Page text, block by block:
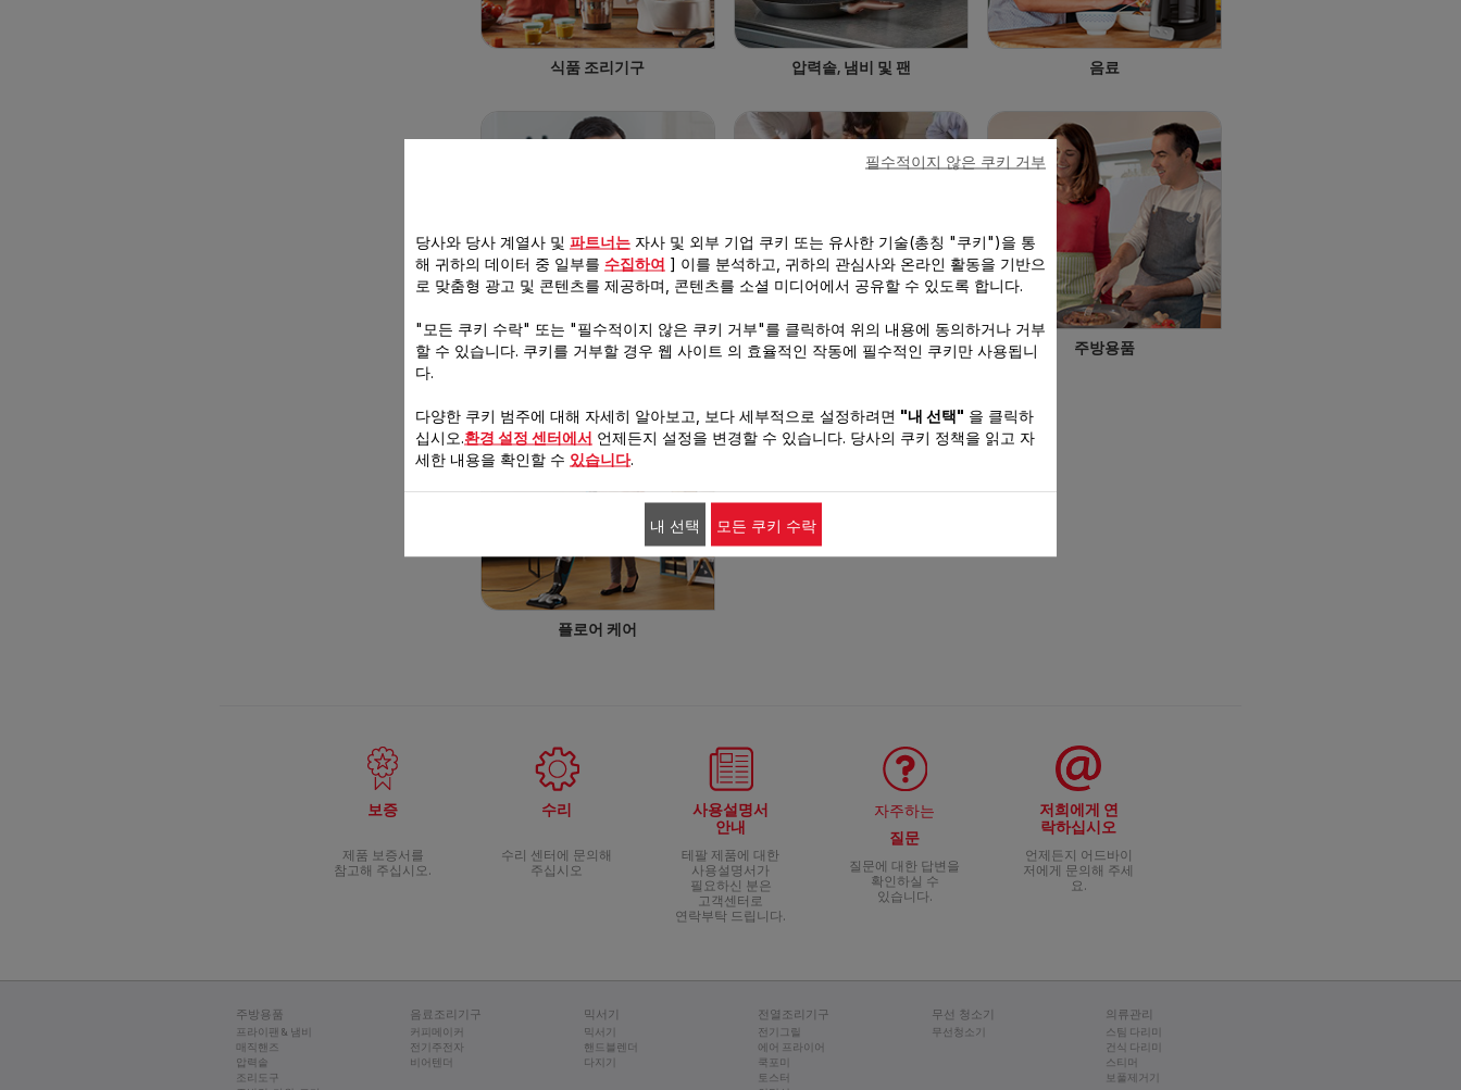
식품 조리기구 압력솥, 냄비 및 팬 음료
이미용 가전 전기 조리 주방용품
플로어 케어
보증
제품 보증서를
참고해 주십시오.
수리
수리 센터에 문의해
주십시오
사용설명서
안내
테팔 제품에 대한
사용설명서가
필요하신 분은
고객센터로
연락부탁 드립니다.
자주하는
질문
질문에 대한 답변을
확인하실 수
있습니다.
저희에게 연
락하십시오
언제든지 어드바이
저에게 문의해 주세
요.
주방용품
프라이팬 & 냄비
매직핸즈
압력솥
조리도구
음료조리기구
커피메이커
전기주전자
비어텐더
믹서기
믹서기
핸드블렌더
다지기
전열조리기구
전기그릴
에어 프라이어
쿡포미
토스터
무선 청소기
무선청소기
의류관리
스팀 다리미
건식 다리미
스티머
보풀제거기
당사와 당사 계열사 및 파트너는 자사 및 외부 기업 쿠키 또는 유사한 기술(총칭 "쿠키")을 통
해 귀하의 데이터 중 일부를 수집하여 ] 이를 분석하고, 귀하의 관심사와 온라인 활동을 기반으
로 맞춤형 광고 및 콘텐츠를 제공하며, 콘텐츠를 소셜 미디어에서 공유할 수 있도록 합니다.
"모든 쿠키 수락" 또는 "필수적이지 않은 쿠키 거부"를 클릭하여 위의 내용에 동의하거나 거부
할 수 있습니다. 쿠키를 거부할 경우 웹 사이트 의 효율적인 작동에 필수적인 쿠키만 사용됩니
다.
다양한 쿠키 범주에 대해 자세히 알아보고, 보다 세부적으로 설정하려면 "내 선택" 을 클릭하
십시오.환경 설정 센터에서 언제든지 설정을 변경할 수 있습니다. 당사의 쿠키 정책을 읽고 자
세한 내용을 확인할 수 있습니다.
필수적이지 않은 쿠키 거부
내 선택 모든 쿠키 수락